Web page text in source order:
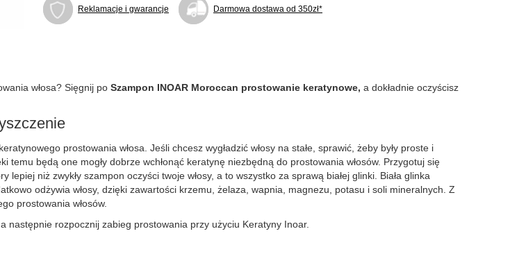
Reklamacje i gwarancje Darmowa dostawa od 350zł*
włosa? Sięgnij po Szampon INOAR Moroccan prostowanie keratynowe, a dokładnie oczyścisz
prostowania włosa. Jeśli chcesz wygładzić włosy na stałe, sprawić, żeby były proste i
temu będą one mogły dobrze wchłonąć keratynę niezbędną do prostowania włosów. Przygotuj się
niż zwykły szampon oczyści twoje włosy, a to wszystko za sprawą białej glinki. Biała glinka
odżywia włosy, dzięki zawartości krzemu, żelaza, wapnia, magnezu, potasu i soli mineralnych. Z
prostowania włosów.
następnie rozpocznij zabieg prostowania przy użyciu Keratyny Inoar.